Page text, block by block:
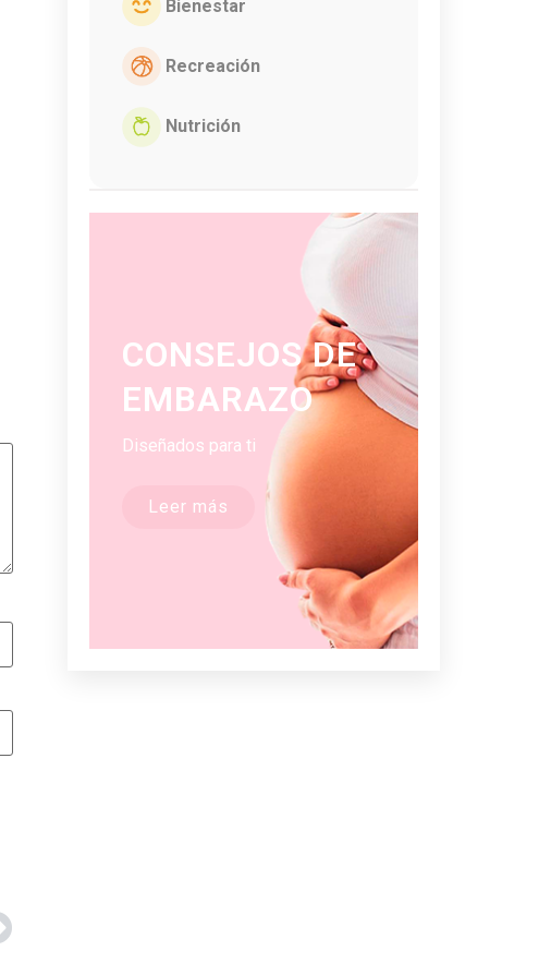
Bienestar
Recreación
Nutrición
CONSEJOS DE
EMBARAZO
Diseñados para ti
Leer más